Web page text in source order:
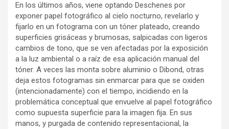
En los últimos años, viene optando Deschenes por
exponer papel fotográfico al cielo nocturno, revelarlo y
fijarlo en un fotograma con un tóner plateado, creando
superficies grisáceas y brumosas, salpicadas con ligeros
cambios de tono, que se ven afectadas por la exposición
a la luz ambiental o a raíz de esa aplicación manual del
tóner. A veces las monta sobre aluminio o Dibond, otras
deja estos fotogramas sin enmarcar para que se oxiden
(intencionadamente) con el tiempo, incidiendo en la
problemática conceptual que envuelve al papel fotográfico
como supuesta superficie para la imagen fija. En sus
manos, y purgada de contenido representacional, la